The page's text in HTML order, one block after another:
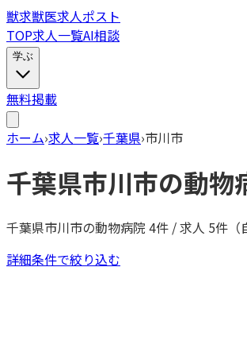
獣求獣医求人ポスト
TOP求人一覧AI相談
学ぶ
無料掲載
ホーム›求人一覧›千葉県›市川市
千葉県市川市の動物
千葉県市川市の動物病院 4件 / 求人 5件（
詳細条件で絞り込む